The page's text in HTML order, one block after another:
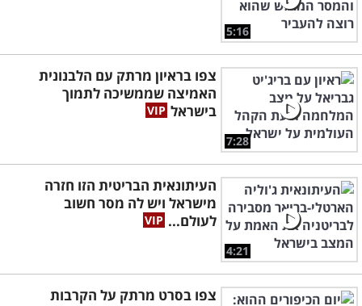
5:16
7:28
צפו בראיון מרתק עם הלבנונית
האמיצה שממשיכה לתמוך
בישראל
4:21
העיתונאית הבריטית הזו חזרה
מישראל ויש לה מסר חשוב
לעולם...
צפו בסרט מרתק על הקרבות